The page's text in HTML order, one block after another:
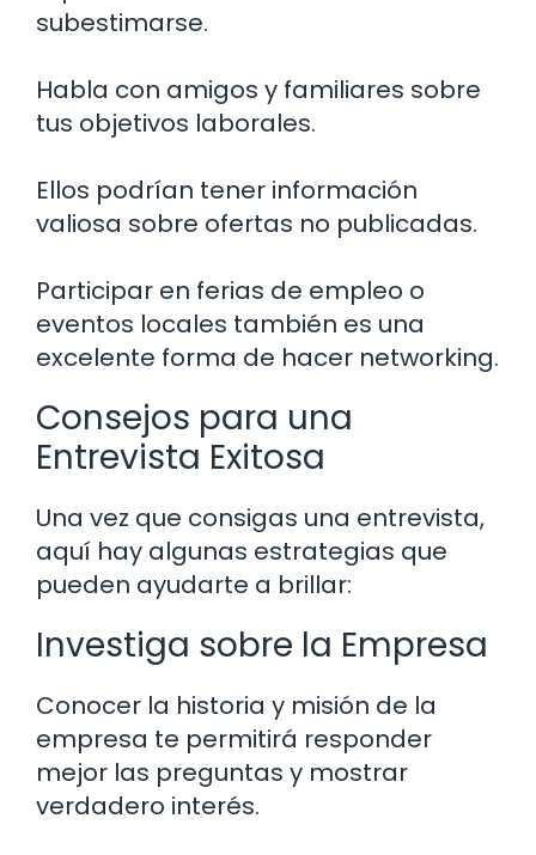
subestimarse.
Habla con amigos y familiares sobre
tus objetivos laborales.
Ellos podrían tener información
valiosa sobre ofertas no publicadas.
Participar en ferias de empleo o
eventos locales también es una
excelente forma de hacer networking.
Consejos para una
Entrevista Exitosa
Una vez que consigas una entrevista,
aquí hay algunas estrategias que
pueden ayudarte a brillar:
Investiga sobre la Empresa
Conocer la historia y misión de la
empresa te permitirá responder
mejor las preguntas y mostrar
verdadero interés.